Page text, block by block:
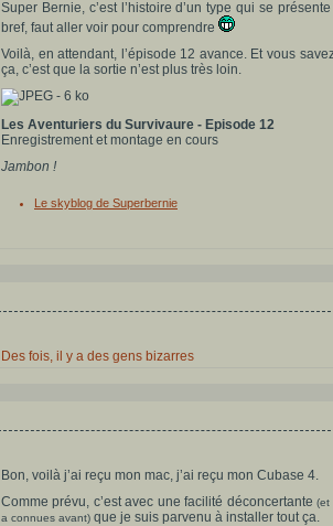
Super Bernie, c’est l’histoire d’un type qui se
bref, faut aller voir pour comprendre
Voilà, en attendant, l’épisode 12 avance. Et vous
ça, c’est que la sortie n’est plus très loin.
Les Aventuriers du Survivaure - Episode 12
Enregistrement et montage en cours
Jambon !
Le skyblog de Superbernie
Des fois, il y a des gens bizarres
Bon, voilà j’ai reçu mon mac, j’ai reçu mon Cubase 4.
Comme prévu, c’est avec une facilité déconcertante(et
a connues avant) que je suis parvenu à installer tout ça.